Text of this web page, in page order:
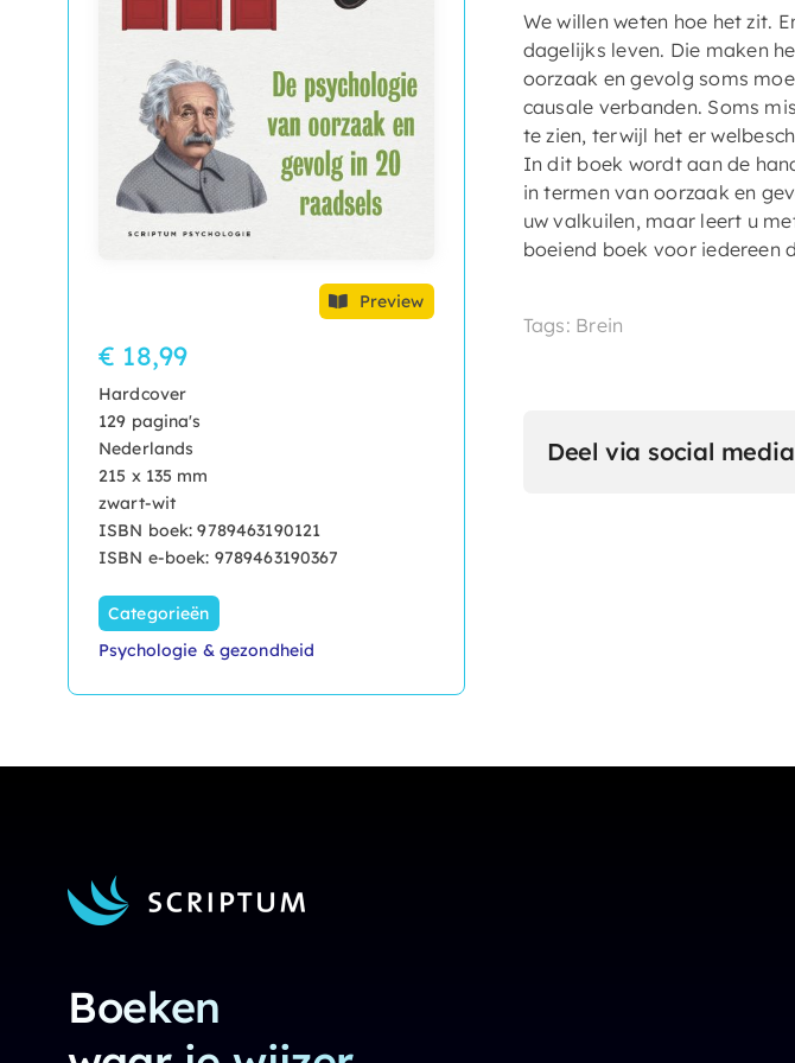
Preview
€ 18,99
Hardcover
129 pagina's
Nederlands
215 x 135 mm
zwart-wit
ISBN boek: 9789463190121
ISBN e-boek: 9789463190367
Categorieën
Psychologie & gezondheid
We willen weten hoe het zit.
dagelijks leven. Die maken
oorzaak en gevolg soms
causale verbanden. Soms
te zien, terwijl het er
In dit boek wordt aan de
in termen van oorzaak en
uw valkuilen, maar leert u
boeiend boek voor iedereen
Tags: Brein
Deel via social media
Boeken